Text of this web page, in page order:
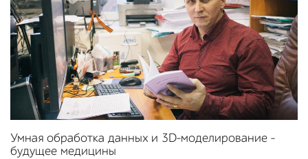
Умная обработка данных и 3D-моделирование –
будущее медицины